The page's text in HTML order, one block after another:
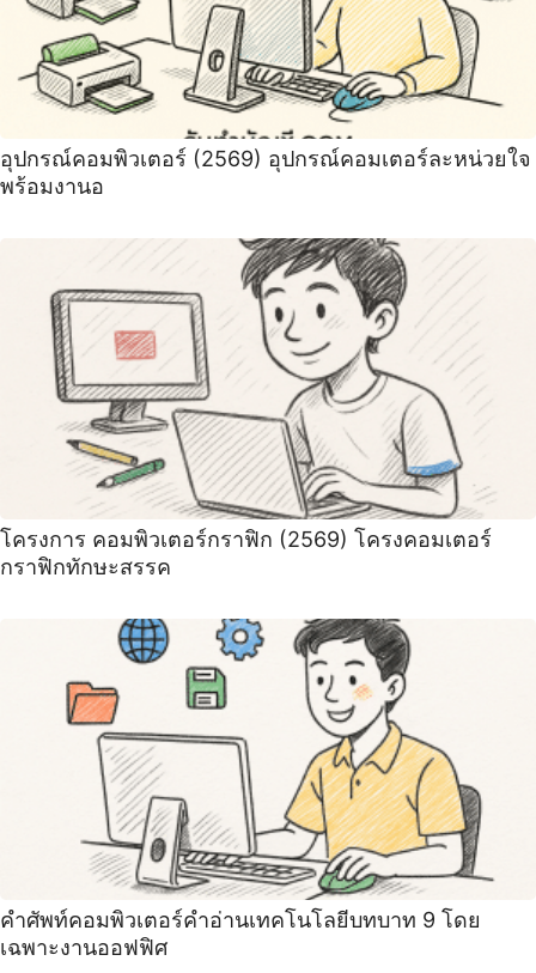
อุปกรณ์คอมพิวเตอร์ (2569) ️อุปกรณ์คอมเตอร์ละหน่วยใจ
พร้อมงานอ
โครงการ คอมพิวเตอร์กราฟิก (2569) โครงคอมเตอร์
กราฟิกทักษะสรรค
คําศัพท์คอมพิวเตอร์คําอ่านเทคโนโลยีบทบาท 9 โดย
เฉพาะงานออฟฟิศ